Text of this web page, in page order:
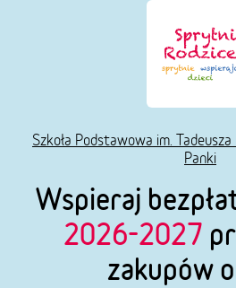
Szkoła Podstawowa im.
Panki
Wspieraj
2026-2027
zakupów